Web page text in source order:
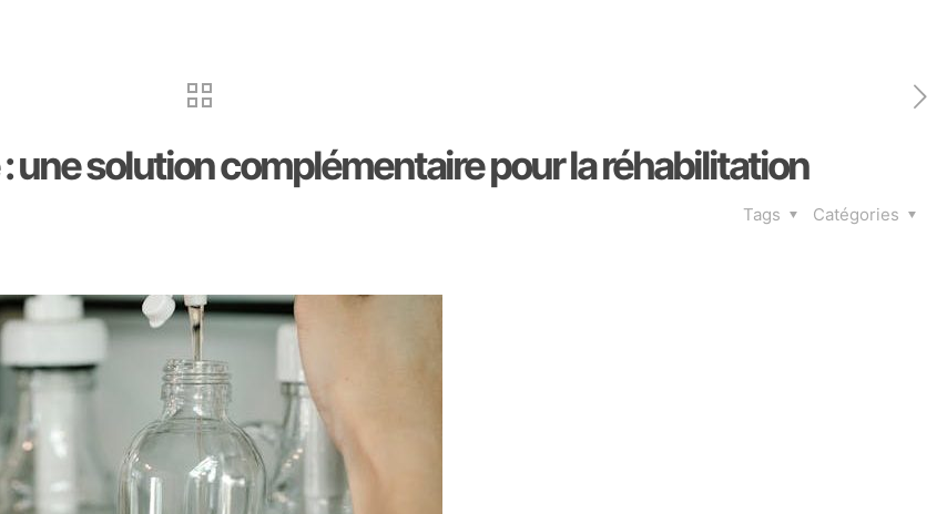
une solution complémentaire pour la réhabilitation
Catégories
Tags